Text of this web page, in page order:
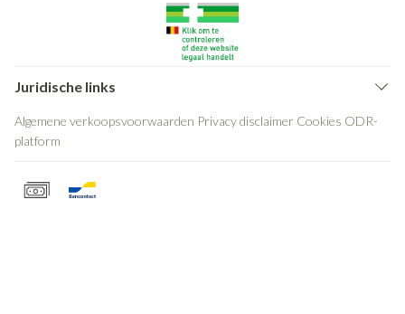
Juridische links
Algemene verkoopsvoorwaarden Privacy disclaimer Cookies ODR-
platform